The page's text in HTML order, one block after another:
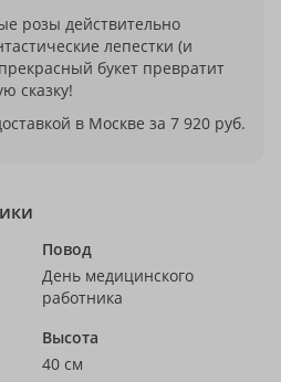
розы действительно
лепестки (и
букет превратит
сказку!
в Москве за 7 920 руб.
Повод
День медицинского
работника
Высота
40 см